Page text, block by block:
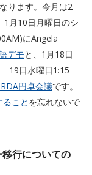
ります。今月は2
1月10日月曜日のシ
にAngela
デモと、1月18日
19日水曜日1:15
円卓会議です。
こと を忘れないで
行についての